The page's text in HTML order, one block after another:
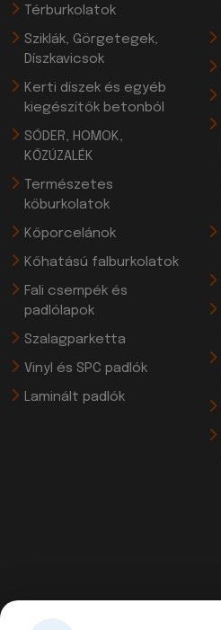
Térburkolatok
Sziklák, Görgetegek,
Díszkavicsok
Kerti díszek és egyéb
kiegészítők betonból
SÓDER, HOMOK,
KŐZÚZALÉK
Természetes
kőburkolatok
Kőporcelánok
Kőhatású falburkolatok
Fali csempék és
padlólapok
Szalagparketta
Vinyl és SPC padlók
Laminált padlók